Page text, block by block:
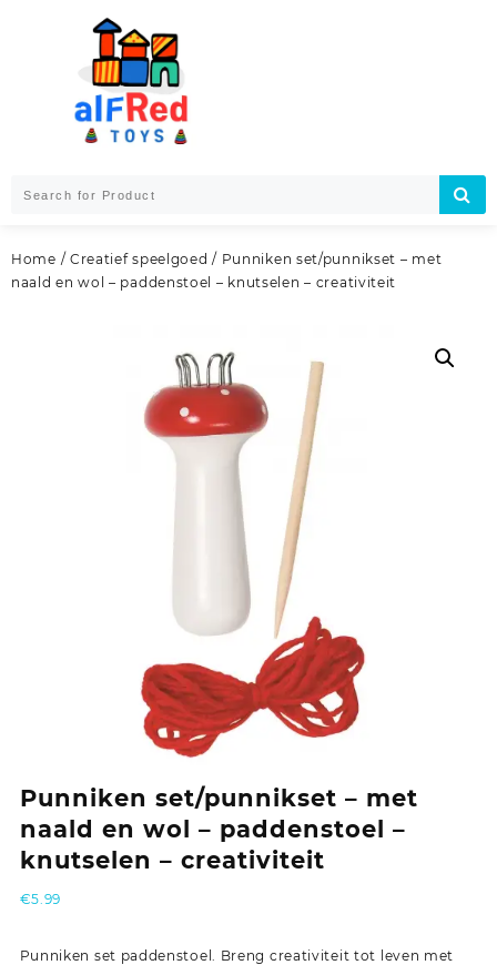
Home / Creatief speelgoed / Punniken set/punnikset – met
naald en wol – paddenstoel – knutselen – creativiteit
Punniken set/punnikset – met
naald en wol – paddenstoel –
knutselen – creativiteit
€5.99
Punniken set paddenstoel. Breng creativiteit tot leven met